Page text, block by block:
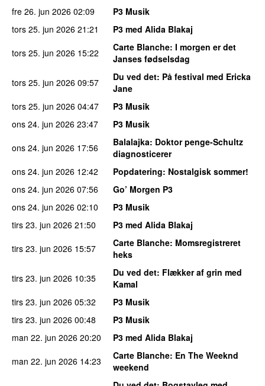
fre 26. jun 2026 02:09
P3 Musik
tors 25. jun 2026 21:21
P3 med Alida Blakaj
tors 25. jun 2026 15:22 Carte Blanche: I morgen er det
Janses fødselsdag
tors 25. jun 2026 09:57 Du ved det: På festival med Ericka
Jane
tors 25. jun 2026 04:47
P3 Musik
ons 24. jun 2026 23:47
P3 Musik
ons 24. jun 2026 17:56 Balalajka: Doktor penge-Schultz
diagnosticerer
ons 24. jun 2026 12:42 Popdatering: Nostalgisk sommer!
ons 24. jun 2026 07:56
Go’ Morgen P3
ons 24. jun 2026 02:10
P3 Musik
tirs 23. jun 2026 21:50
P3 med Alida Blakaj
tirs 23. jun 2026 15:57 Carte Blanche: Momsregistreret
heks
tirs 23. jun 2026 10:35 Du ved det: Flækker af grin med
Kamal
tirs 23. jun 2026 05:32
P3 Musik
tirs 23. jun 2026 00:48
P3 Musik
man 22. jun 2026 20:20
P3 med Alida Blakaj
man 22. jun 2026 14:23 Carte Blanche: En The Weeknd
weekend